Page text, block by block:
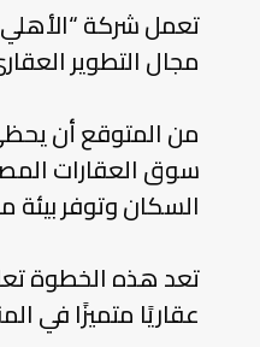
تعمل شركة “الأهلي
مجال التطوير
من المتوقع أن
سوق العقارات
السكان وتوفر
تعد هذه الخطوة
عقاريًا متميزًا في